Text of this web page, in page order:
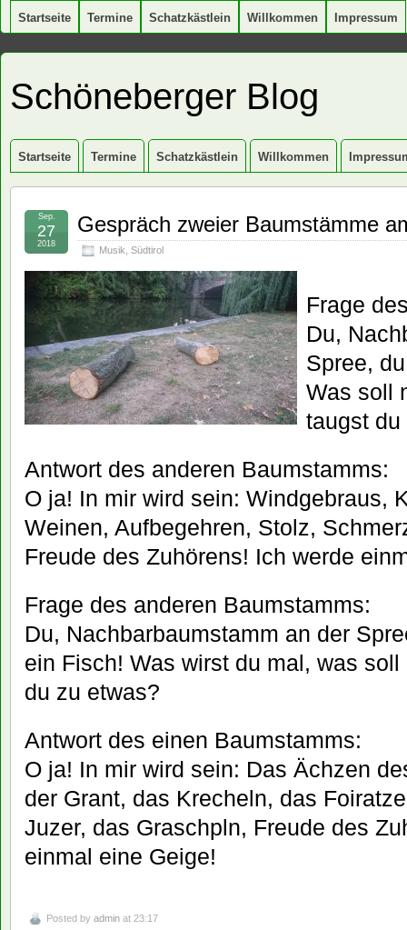
Startseite Termine Schatzkästlein Willkommen Impressum
Schöneberger Blog
Startseite Termine Schatzkästlein Willkommen
Gespräch zweier Baumstämme
Musik Südtirol
Sep.
27
2018
Frage
Du,
Spree,
Was soll
taugst
Antwort des anderen Baumstamms:
O ja! In mir wird sein: Windgebraus,
Weinen, Aufbegehren, Stolz,
Freude des Zuhörens! Ich werde
Frage des anderen Baumstamms:
Du, Nachbarbaumstamm an der
ein Fisch! Was wirst du mal, was
du zu etwas?
Antwort des einen Baumstamms:
O ja! In mir wird sein: Das Ächzen
der Grant, das Krecheln, das
Juzer, das Graschpln, Freude des
einmal eine Geige!
Posted by admin at 23:17